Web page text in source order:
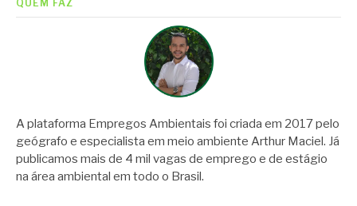
QUEM FAZ
A plataforma Empregos Ambientais foi criada em 2017 pelo
geógrafo e especialista em meio ambiente Arthur Maciel. Já
publicamos mais de 4 mil vagas de emprego e de estágio
na área ambiental em todo o Brasil.